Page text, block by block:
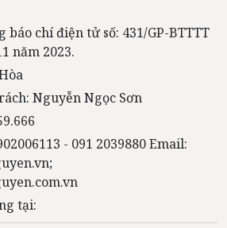
báo chí điện tử số: 431/GP-BTTTT
năm 2023.
Nguyễn Ngọc Sơn
- 091 2039880 Email:
tại: